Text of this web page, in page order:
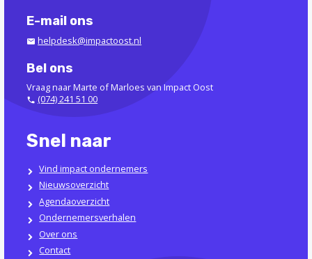
E-mail ons
helpdesk@impactoost.nl
Bel ons
Vraag naar Marte of Marloes van Impact Oost
(074) 241 51 00
Snel naar
Vind impact ondernemers
Nieuwsoverzicht
Agendaoverzicht
Ondernemersverhalen
Over ons
Contact